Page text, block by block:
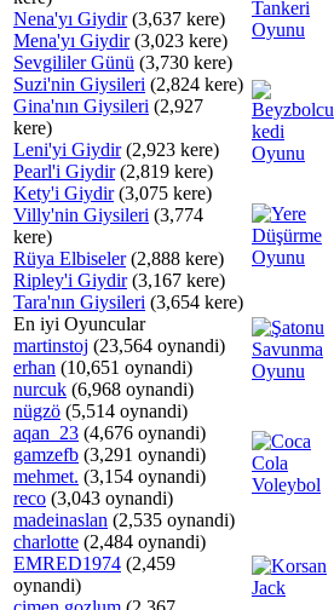
Nena'yı Giydir(3,637 kere)
Mena'yı Giydir(3,023 kere)
Sevgililer Günü (3,730 kere)
Suzi'nin Giysileri (2,824 kere)
Gina'nın Giysileri (2,927
kere)
Leni'yi Giydir(2,923 kere)
Pearl'i Giydir(2,819 kere)
Kety'i Giydir(3,075 kere)
Villy'nin Giysileri (3,774
kere)
Rüya Elbiseler(2,888 kere)
Ripley'i Giydir(3,167 kere)
Tara'nın Giysileri (3,654 kere)
En iyi Oyuncular
martinstoj (23,564 oynandi)
erhan (10,651 oynandi)
nurcuk (6,968 oynandi)
nügzö (5,514 oynandi)
aqan_23 (4,676 oynandi)
gamzefb (3,291 oynandi)
mehmet. (3,154 oynandi)
reco (3,043 oynandi)
madeinaslan (2,535 oynandi)
charlotte (2,484 oynandi)
EMRED1974 (2,459
oynandi)